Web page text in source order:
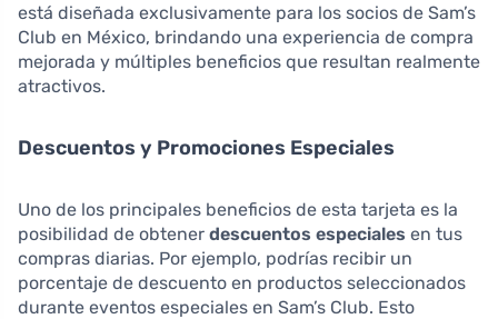
está diseñada exclusivamente para los socios de Sam’s
Club en México, brindando una experiencia de compra
mejorada y múltiples beneficios que resultan realmente
atractivos.
Descuentos y Promociones Especiales
Uno de los principales beneficios de esta tarjeta es la
posibilidad de obtener descuentos especiales en tus
compras diarias. Por ejemplo, podrías recibir un
porcentaje de descuento en productos seleccionados
durante eventos especiales en Sam’s Club. Esto